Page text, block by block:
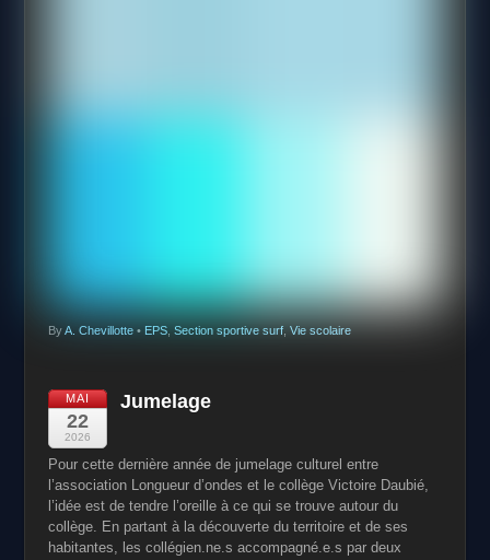
ByA. Chevillotte• EPS, Section sportive surf, Vie scolaire
MAI
22
2026
Jumelage
Pour cette dernière année de jumelage culturel entre
l’association Longueur d’ondes et le collège Victoire Daubié,
l’idée est de tendre l’oreille à ce qui se trouve autour du
collège. En partant à la découverte du territoire et de ses
habitantes, les collégien.ne.s accompagné.e.s par deux